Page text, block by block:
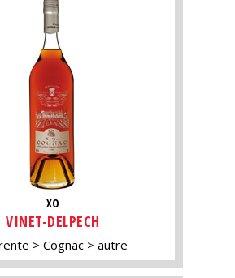
XO
VINET-DELPECH
Cognac autre